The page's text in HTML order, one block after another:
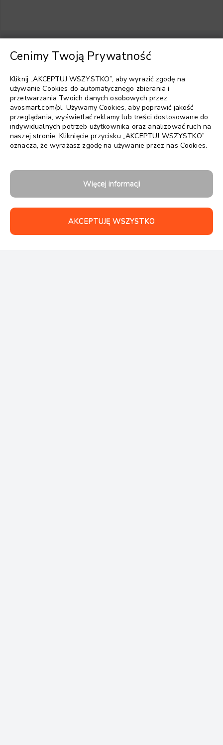
Wybierz język
Cenimy Twoją Prywatność
Kliknij „AKCEPTUJ WSZYSTKO”, aby wyrazić zgodę na
używanie Cookies do automatycznego zbierania i
przetwarzania Twoich danych osobowych przez
avosmart.com/pl. Używamy Cookies, aby poprawić jakość
przeglądania, wyświetlać reklamy lub treści dostosowane do
indywidualnych potrzeb użytkownika oraz analizować ruch na
naszej stronie. Kliknięcie przycisku „AKCEPTUJ WSZYSTKO”
oznacza, że wyrażasz zgodę na używanie przez nas Cookies.
Więcej informacji
AKCEPTUJĘ WSZYSTKO